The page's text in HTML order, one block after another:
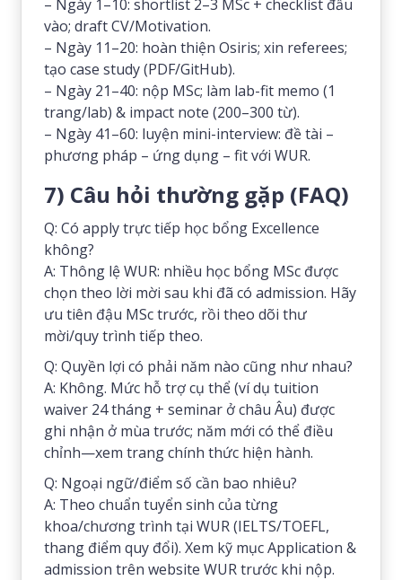
– Ngày 1–10: shortlist 2–3 MSc + checklist đầu
vào; draft CV/Motivation.
– Ngày 11–20: hoàn thiện Osiris; xin referees;
tạo case study (PDF/GitHub).
– Ngày 21–40: nộp MSc; làm lab-fit memo (1
trang/lab) & impact note (200–300 từ).
– Ngày 41–60: luyện mini-interview: đề tài –
phương pháp – ứng dụng – fit với WUR.
7) Câu hỏi thường gặp (FAQ)
Q: Có apply trực tiếp học bổng Excellence
không?
A: Thông lệ WUR: nhiều học bổng MSc được
chọn theo lời mời sau khi đã có admission. Hãy
ưu tiên đậu MSc trước, rồi theo dõi thư
mời/quy trình tiếp theo.
Q: Quyền lợi có phải năm nào cũng như nhau?
A: Không. Mức hỗ trợ cụ thể (ví dụ tuition
waiver 24 tháng + seminar ở châu Âu) được
ghi nhận ở mùa trước; năm mới có thể điều
chỉnh—xem trang chính thức hiện hành.
Q: Ngoại ngữ/điểm số cần bao nhiêu?
A: Theo chuẩn tuyển sinh của từng
khoa/chương trình tại WUR (IELTS/TOEFL,
thang điểm quy đổi). Xem kỹ mục Application &
admission trên website WUR trước khi nộp.